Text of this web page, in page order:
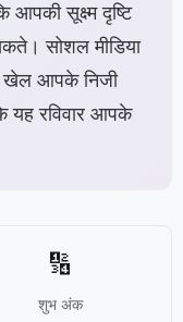
आपकी सूक्ष्म दृष्टि
सोशल मीडिया
खेल आपके निजी
यह रविवार आपके
🔢
शुभ अंक